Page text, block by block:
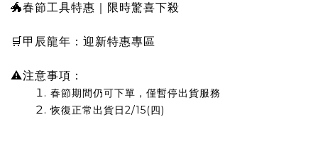
🐲春節工具特惠｜限時驚喜下殺
🛒甲辰龍年：迎新特惠專區
⚠注意事項：
春節期間仍可下單，僅暫停出貨服務
恢復正常出貨日2/15(四)